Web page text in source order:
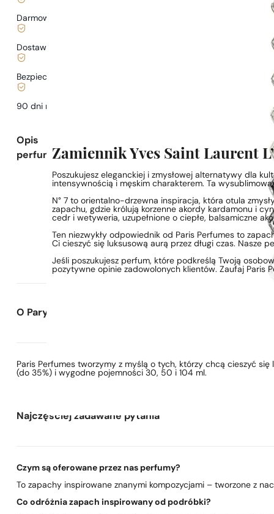
Darmowa dostawa już
Dostawa już
Bezpieczne zakupy i płatności
90 dni na
Opis
perfum Zamiennik Yves Saint Laurent
Poszukujesz eleganckiej i zmysłowej alternatywy dla
intensywnością i męskim charakterem. Ta
N° 7 to orientalno-drzewna inspiracja, która otula
zapachu, gdzie królują korzenne akordy kardamonu i
cedr i wetyweria, uzupełnione o ciepłe, balsamiczne
Ten niezwykły odpowiednik od Paris Perfumes to
Ci cieszyć się luksusową aurą przez długi czas. Nasze
Jeśli poszukujesz perfum, które podkreślą Twoją
pozytywne opinie zadowolonych klientów. Zaufaj Paris
O Paryskie Perfumy
Paris Perfumes tworzymy z myślą o tych, którzy chcą cieszyć
(do 35%) i wygodne pojemności 30, 50 i 104 ml.
Najczęściej zadawane pytania
Czym są oferowane przez nas perfumy?
To zapachy inspirowane znanymi kompozycjami – tworzone z
Co odróżnia zapach inspirowany od podróbki?